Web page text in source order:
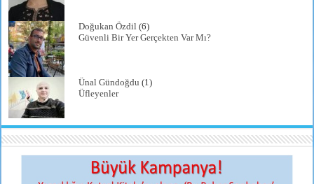
Doğukan Özdil (6)
Güvenli Bir Yer Gerçekten Var Mı?
Ünal Gündoğdu (1)
Üfleyenler